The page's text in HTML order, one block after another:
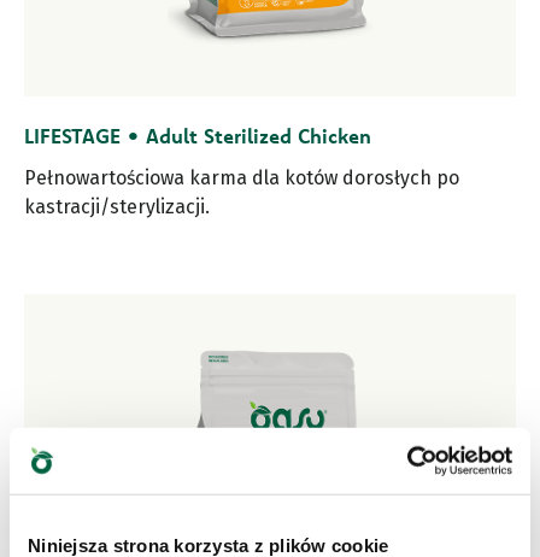
Niniejsza strona korzysta z plików cookie
LIFESTAGE • Adult Sterilized Chicken
Pełnowartościowa karma dla kotów dorosłych po
kastracji/sterylizacji.